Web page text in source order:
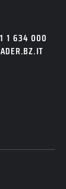
1 634 000